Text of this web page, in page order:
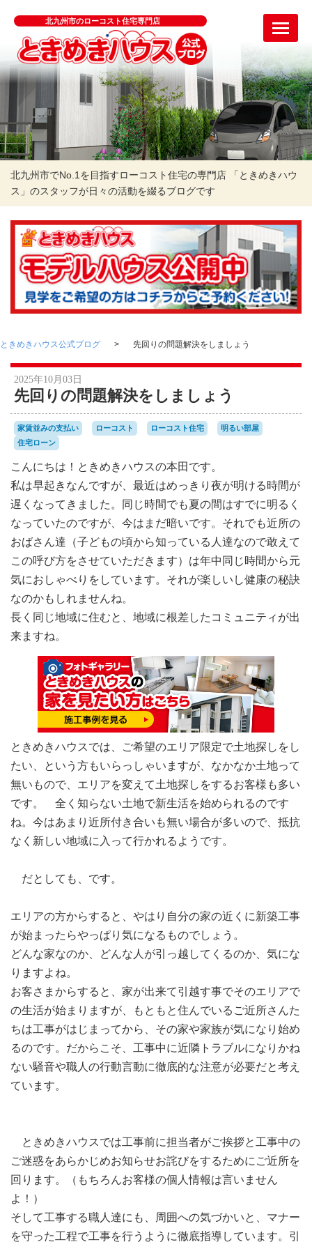
北九州市のローコスト住宅専門店
北九州市でNo.1を目指すローコスト住宅の専門店 「ときめきハウ
ス」のスタッフが日々の活動を綴るブログです
ときめきハウス公式ブログ 先回りの問題解決をしましょう
2025年10月03日
先回りの問題解決をしましょう
家賃並みの支払い ローコスト ローコスト住宅
明るい部屋
住宅ローン
こんにちは！ときめきハウスの本田です。
私は早起きなんですが、最近はめっきり夜が明ける時間が
遅くなってきました。同じ時間でも夏の間はすでに明るく
なっていたのですが、今はまだ暗いです。それでも近所の
おばさん達（子どもの頃から知っている人達なので敢えて
この呼び方をさせていただきます）は年中同じ時間から元
気におしゃべりをしています。それが楽しいし健康の秘訣
なのかもしれませんね。
長く同じ地域に住むと、地域に根差したコミュニティが出
来ますね。
ときめきハウスでは、ご希望のエリア限定で土地探しをし
たい、という方もいらっしゃいますが、なかなか土地って
無いもので、エリアを変えて土地探しをするお客様も多い
です。 全く知らない土地で新生活を始められるのです
ね。今はあまり近所付き合いも無い場合が多いので、抵抗
なく新しい地域に入って行かれるようです。
だとしても、です。
エリアの方からすると、やはり自分の家の近くに新築工事
が始まったらやっぱり気になるものでしょう。
どんな家なのか、どんな人が引っ越してくるのか、気にな
りますよね。
お客さまからすると、家が出来て引越す事でそのエリアで
の生活が始まりますが、もともと住んでいるご近所さんた
ちは工事がはじまってから、その家や家族が気になり始め
るのです。だからこそ、工事中に近隣トラブルになりかね
ない騒音や職人の行動言動に徹底的な注意が必要だと考え
ています。
ときめきハウスでは工事前に担当者がご挨拶と工事中の
ご迷惑をあらかじめお知らせお詫びをするためにご近所を
回ります。（もちろんお客様の個人情報は言いません
よ！）
そして工事する職人達にも、周囲への気づかいと、マナー
を守った工程で工事を行うように徹底指導しています。引